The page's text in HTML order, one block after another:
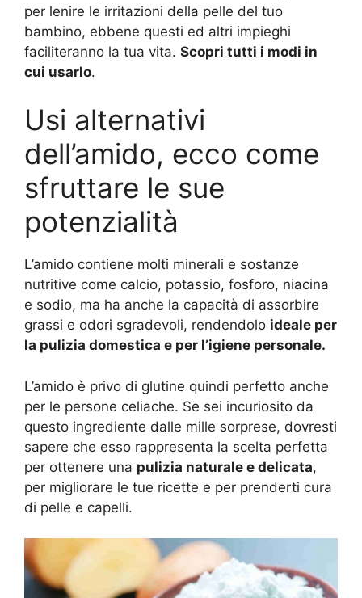
per lenire le irritazioni della pelle del tuo
bambino, ebbene questi ed altri impieghi
faciliteranno la tua vita. Scopri tutti i modi in
cui usarlo.
Usi alternativi
dell’amido, ecco come
sfruttare le sue
potenzialità
L’amido contiene molti minerali e sostanze
nutritive come calcio, potassio, fosforo, niacina
e sodio, ma ha anche la capacità di assorbire
grassi e odori sgradevoli, rendendolo ideale per
la pulizia domestica e per l’igiene personale.
L’amido è privo di glutine quindi perfetto anche
per le persone celiache. Se sei incuriosito da
questo ingrediente dalle mille sorprese, dovresti
sapere che esso rappresenta la scelta perfetta
per ottenere una pulizia naturale e delicata,
per migliorare le tue ricette e per prenderti cura
di pelle e capelli.